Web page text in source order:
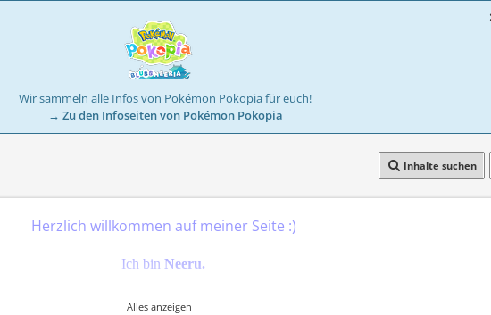
Wir sammeln alle Infos von Pokémon Pokopia für euch!
→ Zu den Infoseiten von Pokémon Pokopia
Inhalte suchen
Herzlich willkommen auf meiner Seite :)
Ich bin Neeru.
ich bereits ein großer Pokemon Fan und daran hat sich bis heute nichts geändert.
Alles anzeigen